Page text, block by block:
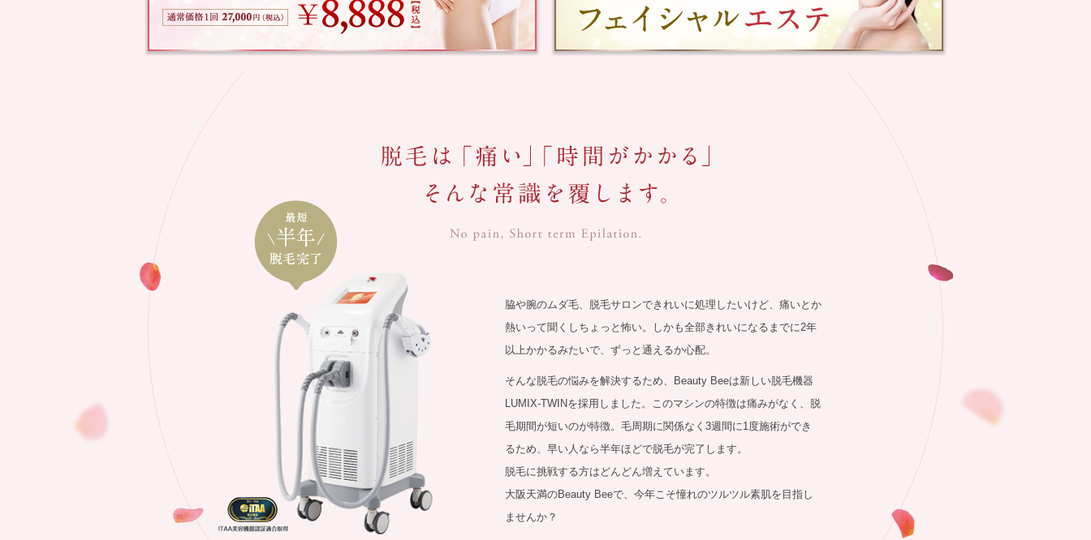
脇や腕のムダ毛、脱毛サロンできれいに処理したいけど、痛いとか
熱いって聞くしちょっと怖い。しかも全部きれいになるまでに2年
以上かかるみたいで、ずっと通えるか心配。
そんな脱毛の悩みを解決するため、Beauty Beeは新しい脱毛機器
LUMIX-TWINを採用しました。このマシンの特徴は痛みがなく、脱
毛期間が短いのが特徴。毛周期に関係なく3週間に1度施術ができ
るため、早い人なら半年ほどで脱毛が完了します。
脱毛に挑戦する方はどんどん増えています。
大阪天満のBeauty Beeで、今年こそ憧れのツルツル素肌を目指し
ませんか？